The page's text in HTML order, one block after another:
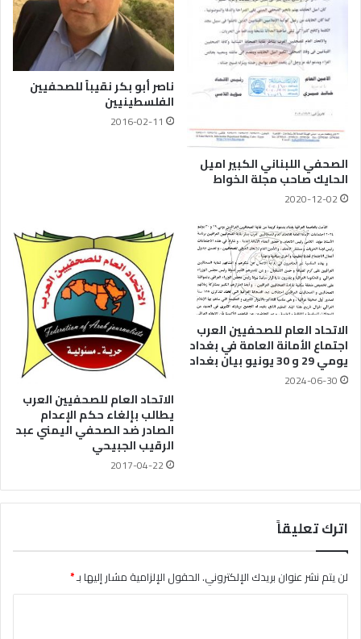
الصحفي اللبناني الكبير اميل
الحايك صاحب مجلة الخواط
2020-12-02
ناصر أبو بكر نقيباً للصحفيين
الفلسطينيين
2016-02-11
الاتحاد العام للصحفيين العرب
اجتماع الأمانة العامة في بغداد
يومي 29 و 30 يونيو بيان بغداد
2024-06-30
الاتحاد العام للصحفيين العرب
يطالب بإلغاء حكم الإعدام
الصادر ضد الصحفي اليمني عبد
الرقيب الجبيحي
2017-04-22
اترك تعليقاً
لن يتم نشر عنوان بريدك الإلكتروني.الحقول الإلزامية مشار إليها بـ*